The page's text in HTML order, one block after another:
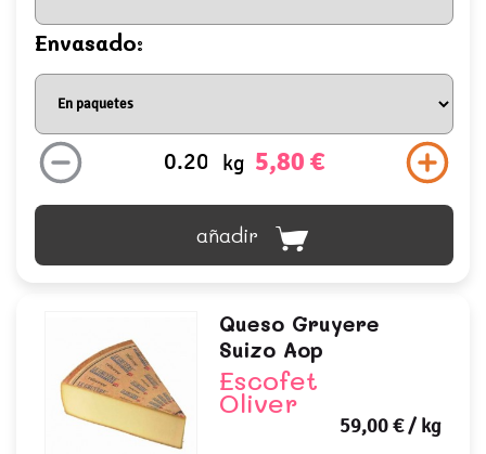
Envasado:
kg 5,80 €
añadir
Queso Gruyere
Suizo Aop
Escofet
Oliver
59,00 €/ kg